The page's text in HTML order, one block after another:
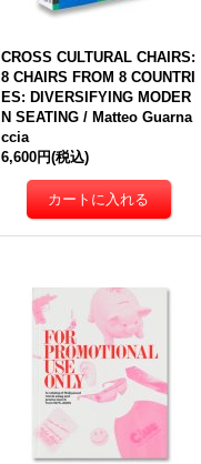
CROSS CULTURAL CHAIRS:
8 CHAIRS FROM 8 COUNTRI
ES: DIVERSIFYING MODER
N SEATING / Matteo Guarna
ccia
6,600円(税込)